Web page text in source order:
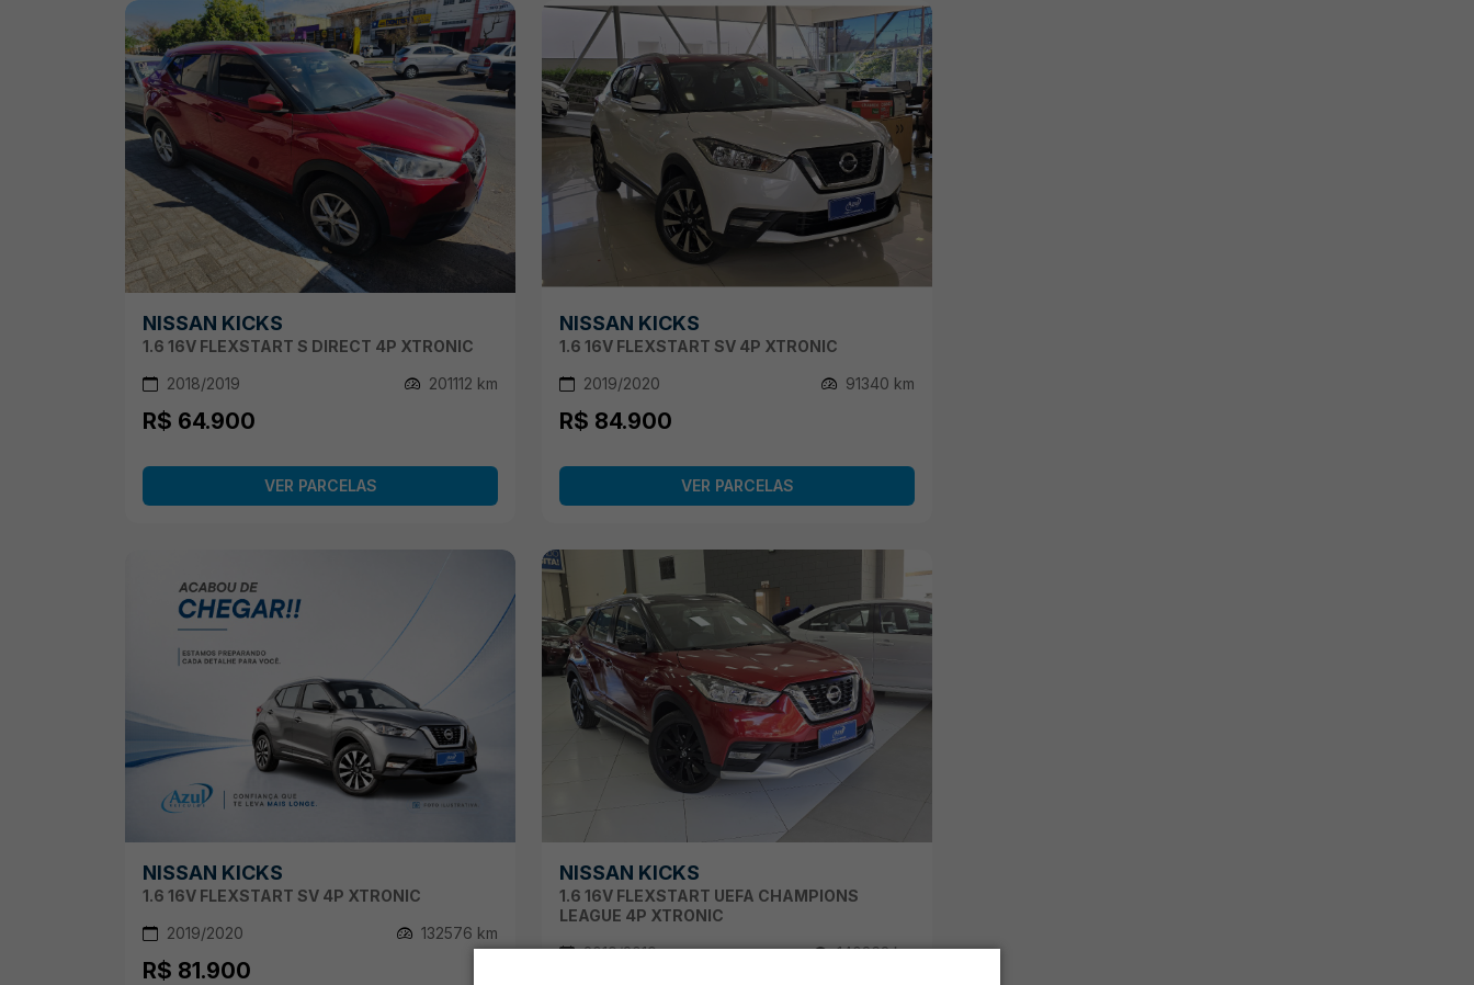
NISSAN KICKS
1.6 16V FLEXSTART S DIRECT 4P XTRONIC
2018/2019
201112 km
R$ 64.900
VER PARCELAS
NISSAN KICKS
1.6 16V FLEXSTART SV 4P XTRONIC
2019/2020
91340 km
R$ 84.900
VER PARCELAS
NISSAN KICKS
1.6 16V FLEXSTART SV 4P XTRONIC
2019/2020
132576 km
R$ 81.900
NISSAN KICKS
1.6 16V FLEXSTART UEFA CHAMPIONS
LEAGUE 4P XTRONIC
2019/2019
140363 km